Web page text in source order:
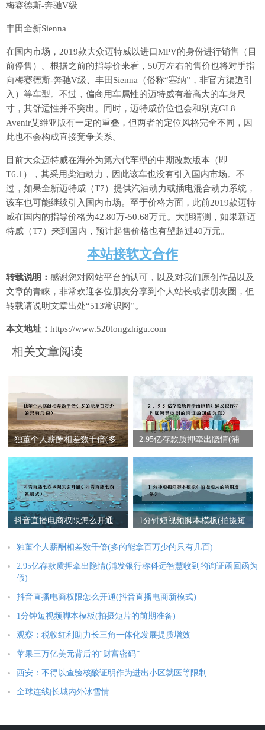
梅赛德斯-奔驰V级
丰田全新Sienna
在国内市场，2019款大众迈特威以进口MPV的身份进行销售（目
前停售）。根据之前的指导价来看，50万左右的售价也将对手指
向梅赛德斯-奔驰V级、丰田Sienna（俗称“塞纳”，非官方渠道引
入）等车型。不过，偏商用车属性的迈特威有着高大的车身尺
寸，其舒适性并不突出。同时，迈特威价位也会和别克GL8
Avenir艾维亚版有一定的重叠，但两者的定位风格完全不同，因
此也不会构成直接竞争关系。
目前大众迈特威在海外为第六代车型的中期改款版本（即
T6.1），其采用柴油动力，因此该车也没有引入国内市场。不
过，如果全新迈特威（T7）提供汽油动力或插电混合动力系统，
该车也可能继续引入国内市场。至于价格方面，此前2019款迈特
威在国内的指导价格为42.80万-50.68万元。大胆猜测，如果新迈
特威（T7）来到国内，预计起售价格也有望超过40万元。
本站接软文合作
转载说明： 感谢您对网站平台的认可，以及对我们原创作品以及
文章的青睐，非常欢迎各位朋友分享到个人站长或者朋友圈，但
转载请说明文章出处“513常识网”。
本文地址： https://www.520longzhigu.com
相关文章阅读
独董个人薪酬相差数千倍(多
2.95亿存款质押牵出隐情(浦
抖音直播电商权限怎么开通
1分钟短视频脚本模板(拍摄短
独董个人薪酬相差数千倍(多的能拿百万少的只有几百)
2.95亿存款质押牵出隐情(浦发银行称科远智慧收到的询证函回函为
假)
抖音直播电商权限怎么开通(抖音直播电商新模式)
1分钟短视频脚本模板(拍摄短片的前期准备)
观察：税收红利助力长三角一体化发展提质增效
苹果三万亿美元背后的“财富密码”
西安：不得以查验核酸证明作为进出小区就医等限制
全球连线|长城内外冰雪情